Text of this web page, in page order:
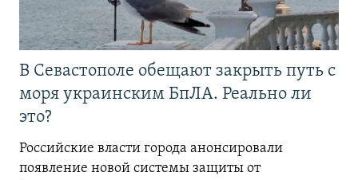
В Севастополе обещают закрыть путь с
моря украинским БпЛА. Реально ли
это?
Российские власти города анонсировали
появление новой системы защиты от